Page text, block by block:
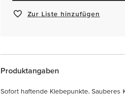
Zur Liste hinzufügen
Produktangaben
Sofort haftende Klebepunkte. Sauberes